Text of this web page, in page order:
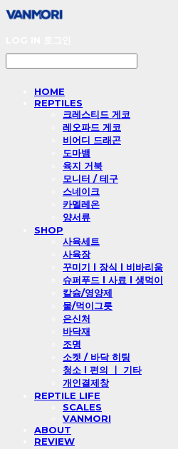
HOME
REPTILES
크레스티드 게코
레오파드 게코
비어디 드래곤
도마뱀
육지 거북
모니터 / 테구
스네이크
카멜레온
양서류
SHOP
사육세트
사육장
꾸미기 l 장식 l 비바리움
슈퍼푸드 l 사료 l 생먹이
칼슘/영양제
물/먹이그릇
은신처
바닥재
조명
소켓 / 바닥 히팅
청소 l 편의 ㅣ 기타
개인결제창
REPTILE LIFE
SCALES
VANMORI
ABOUT
REVIEW